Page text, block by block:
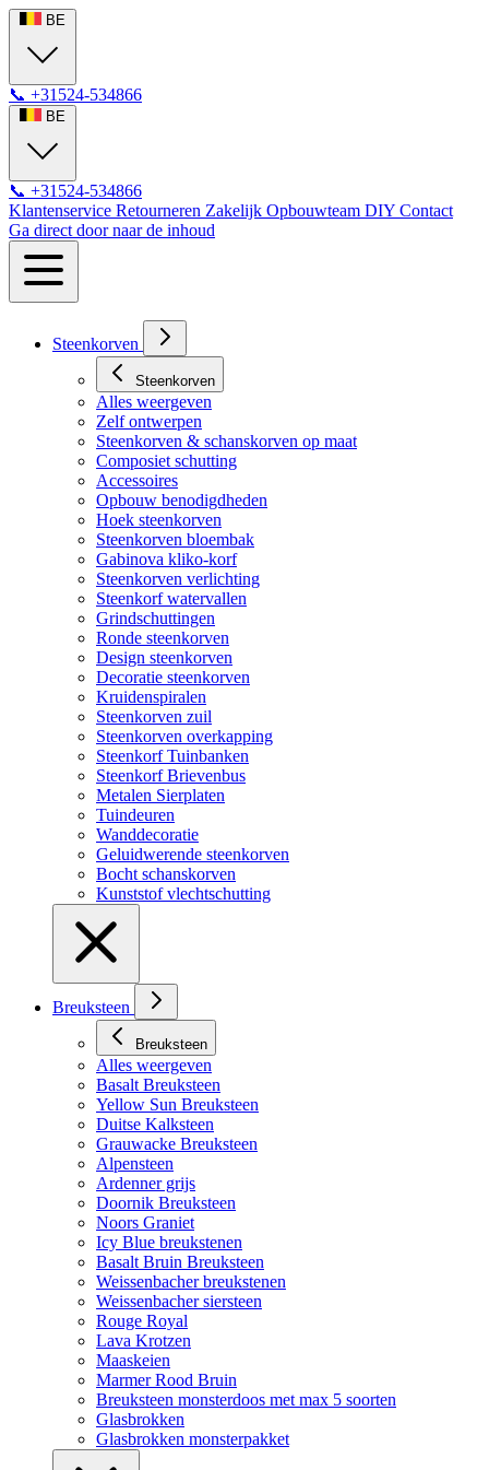
BE
📞 +31524-534866
BE
📞 +31524-534866
Klantenservice Retourneren Zakelijk Opbouwteam DIY Contact
Ga direct door naar de inhoud
Steenkorven
Steenkorven
Alles weergeven
Zelf ontwerpen
Steenkorven & schanskorven op maat
Composiet schutting
Accessoires
Opbouw benodigdheden
Hoek steenkorven
Steenkorven bloembak
Gabinova kliko-korf
Steenkorven verlichting
Steenkorf watervallen
Grindschuttingen
Ronde steenkorven
Design steenkorven
Decoratie steenkorven
Kruidenspiralen
Steenkorven zuil
Steenkorven overkapping
Steenkorf Tuinbanken
Steenkorf Brievenbus
Metalen Sierplaten
Tuindeuren
Wanddecoratie
Geluidwerende steenkorven
Bocht schanskorven
Kunststof vlechtschutting
Breuksteen
Breuksteen
Alles weergeven
Basalt Breuksteen
Yellow Sun Breuksteen
Duitse Kalksteen
Grauwacke Breuksteen
Alpensteen
Ardenner grijs
Doornik Breuksteen
Noors Graniet
Icy Blue breukstenen
Basalt Bruin Breuksteen
Weissenbacher breukstenen
Weissenbacher siersteen
Rouge Royal
Lava Krotzen
Maaskeien
Marmer Rood Bruin
Breuksteen monsterdoos met max 5 soorten
Glasbrokken
Glasbrokken monsterpakket